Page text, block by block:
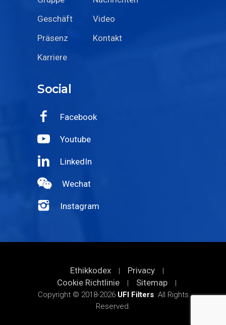
Geschäft
Video
Präsenz
Kontakt
Karriere
Social
Facebook
Youtube
LinkedIn
Wechat
Instagram
Ethikkodex | Privacy |
Cookie Richtlinie | Sitemap
|
Copyright © 2018-2026 UFI Filters. All Rights
Reserved.